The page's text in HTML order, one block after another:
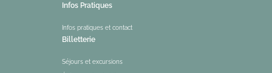
Infos Pratiques
Infos pratiques et contact
Billetterie
Séjours et excursions